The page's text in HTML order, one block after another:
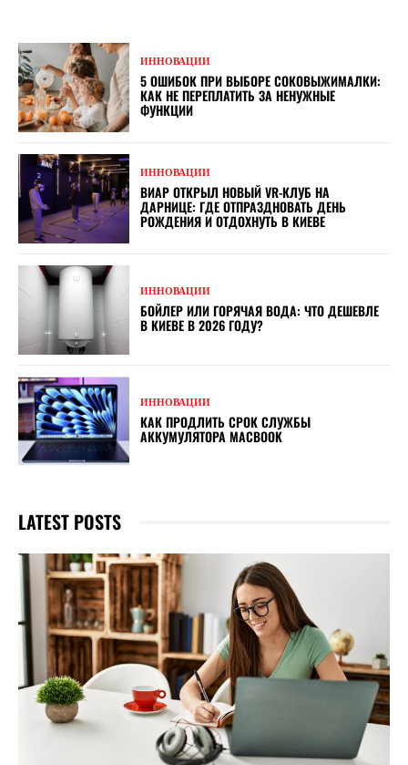
ИННОВАЦИИ
5 ОШИБОК ПРИ ВЫБОРЕ СОКОВЫЖИМАЛКИ:
КАК НЕ ПЕРЕПЛАТИТЬ ЗА НЕНУЖНЫЕ
ФУНКЦИИ
ИННОВАЦИИ
ВИАР ОТКРЫЛ НОВЫЙ VR-КЛУБ НА
ДАРНИЦЕ: ГДЕ ОТПРАЗДНОВАТЬ ДЕНЬ
РОЖДЕНИЯ И ОТДОХНУТЬ В КИЕВЕ
ИННОВАЦИИ
БОЙЛЕР ИЛИ ГОРЯЧАЯ ВОДА: ЧТО ДЕШЕВЛЕ
В КИЕВЕ В 2026 ГОДУ?
ИННОВАЦИИ
КАК ПРОДЛИТЬ СРОК СЛУЖБЫ
АККУМУЛЯТОРА MACBOOK
LATEST POSTS